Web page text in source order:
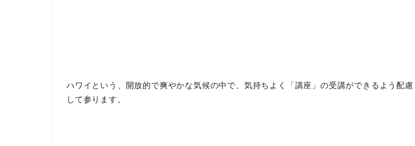
ハワイ という、開放的で爽やかな気候の中で、気持ちよく 「講座」の受講ができるよう配慮
して参ります。